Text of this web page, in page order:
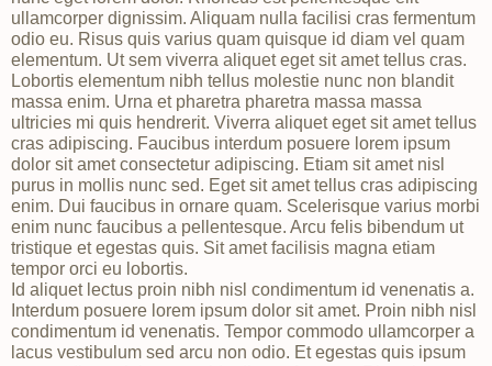
ullamcorper dignissim. Aliquam nulla facilisi cras fermentum
odio eu. Risus quis varius quam quisque id diam vel quam
elementum. Ut sem viverra aliquet eget sit amet tellus cras.
Lobortis elementum nibh tellus molestie nunc non blandit
massa enim. Urna et pharetra pharetra massa massa
ultricies mi quis hendrerit. Viverra aliquet eget sit amet tellus
cras adipiscing. Faucibus interdum posuere lorem ipsum
dolor sit amet consectetur adipiscing. Etiam sit amet nisl
purus in mollis nunc sed. Eget sit amet tellus cras adipiscing
enim. Dui faucibus in ornare quam. Scelerisque varius morbi
enim nunc faucibus a pellentesque. Arcu felis bibendum ut
tristique et egestas quis. Sit amet facilisis magna etiam
tempor orci eu lobortis.
Id aliquet lectus proin nibh nisl condimentum id venenatis a.
Interdum posuere lorem ipsum dolor sit amet. Proin nibh nisl
condimentum id venenatis. Tempor commodo ullamcorper a
lacus vestibulum sed arcu non odio. Et egestas quis ipsum